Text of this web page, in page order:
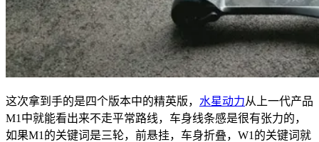
这次拿到手的是四个版本中的精英版， 水星动力从上一代产品
M1中就能看出来不走平常路线，车身线条感是很有张力的，
如果M1的关键词是三轮，前悬挂，车身折叠，W1的关键词就